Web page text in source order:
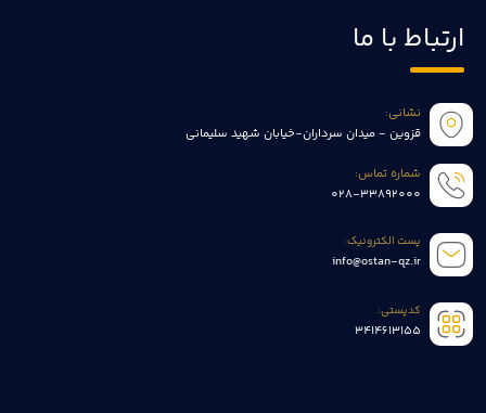
ارتباط با ما
نشانی:
قزوین - میدان سرداران-خیابان شهید سلیمانی
شماره تماس:
028-33892000
پست الکترونیک:
info@ostan-qz.ir
کدپستی:
3414613155